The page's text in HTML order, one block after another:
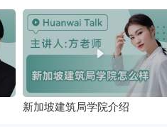
新加坡建筑局学院介绍